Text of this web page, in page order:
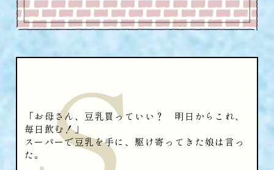
「お母さん、豆乳買っていい？ 明日からこれ、
毎日飲む！」
スーパーで豆乳を手に、駆け寄ってきた娘は言っ
た。